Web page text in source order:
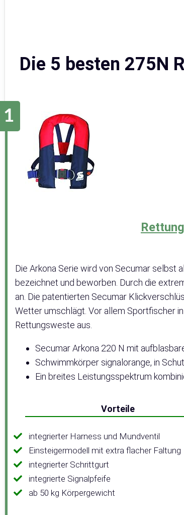
Die 5 besten 275N
Die Arkona Serie wird von Secumar selbst
bezeichnet und beworben. Durch die
an. Die patentierten Secumar
Wetter umschlägt. Vor allem Sportfischer
Rettungsweste aus.
Secumar Arkona 220 N mit
Schwimmkörper signalorange, in
Ein breites Leistungsspektrum
Vorteile
integrierter Harness und Mundventil
Einsteigermodell mit extra flacher Faltung
integrierter Schrittgurt
integrierte Signalpfeife
ab 50 kg Körpergewicht